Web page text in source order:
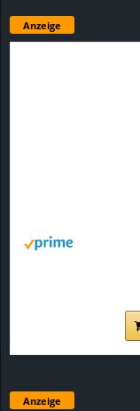
Anzeige
Anzeige